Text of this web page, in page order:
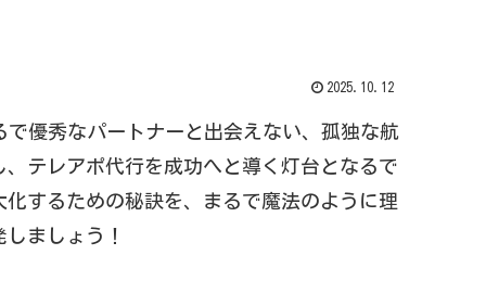
2025.10.12
優秀なパートナーと出会えない、孤独な航
テレアポ代行を成功へと導く灯台となるで
するための秘訣を、まるで魔法のように理
ましょう！